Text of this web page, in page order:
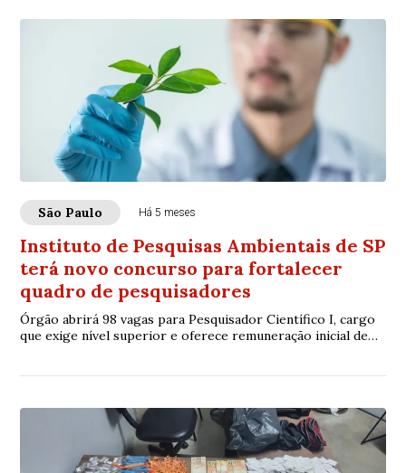
São Paulo Há 5 meses
Instituto de Pesquisas Ambientais de SP
terá novo concurso para fortalecer
quadro de pesquisadores
Órgão abrirá 98 vagas para Pesquisador Científico I, cargo
que exige nível superior e oferece remuneração inicial de